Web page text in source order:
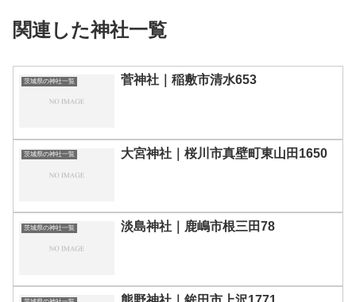
関連した神社一覧
茨城県の神社一覧 菅神社｜稲敷市清水653
茨城県の神社一覧 大宮神社｜桜川市真壁町東山田1650
茨城県の神社一覧 淡島神社｜鹿嶋市根三田78